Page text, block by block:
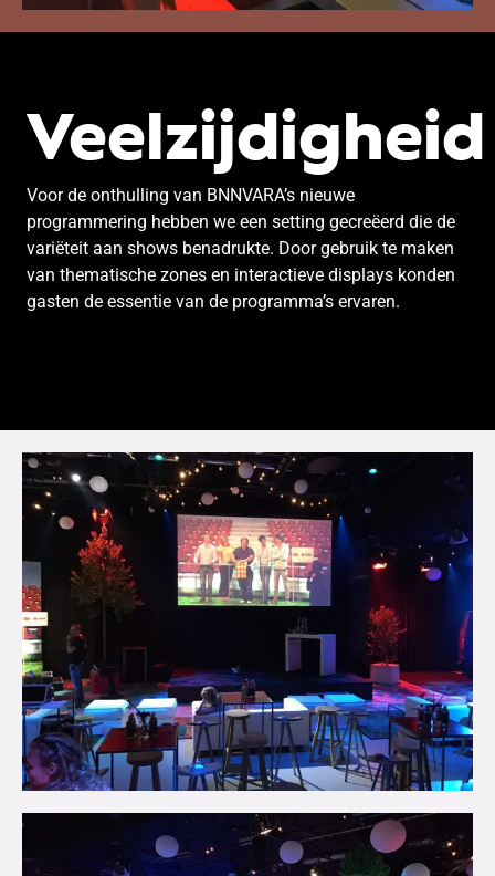
Veelzijdigheid
Voor de onthulling van BNNVARA’s nieuwe
programmering hebben we een setting gecreëerd die de
variëteit aan shows benadrukte. Door gebruik te maken
van thematische zones en interactieve displays konden
gasten de essentie van de programma’s ervaren.